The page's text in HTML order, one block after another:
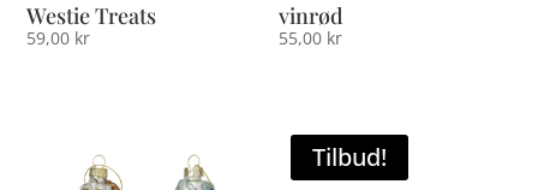
Westie Treats
59,00 kr
vinrød
55,00 kr
Tilbud!